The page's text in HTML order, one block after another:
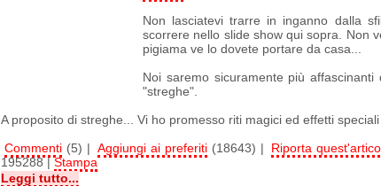
Non lasciatevi trarre in inganno dalla
scorrere nello slide show qui sopra. Non
pigiama ve lo dovete portare da casa...
Noi saremo sicuramente più
"streghe".
A proposito di streghe... Vi ho promesso riti magici ed effetti speciali
Commenti (5) | Aggiungi ai preferiti(18643) | Riporta
195288 |Stampa
Leggi tutto...